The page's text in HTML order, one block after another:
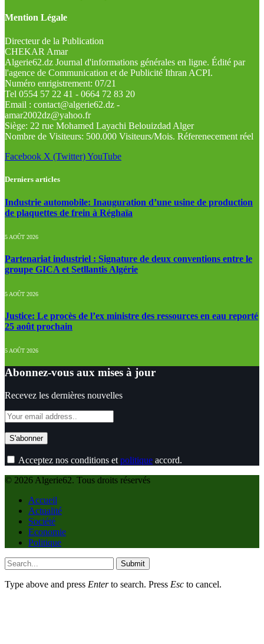
Mention Légale
Directeur de la Publication
CHEKAR Amar
Algerie62.dz Journal d'informations générales en ligne. Édité par
l'agence de Communication et de Publicité Ithran ACPI.
Numéro enrigistrement: 07/21
Tel 0554 57 22 41 - 0664 72 83 20
Email : contact@algerie62.dz -
amar2002dz@yahoo.fr
Siège: 22 rue Mohamed Layachi Belouizdad Alger
Nombre de Visiteurs: 500.000 Visiteurs/Mois. Réferenecement réel
Facebook X (Twitter)YouTube
Derniers articles
Industrie automobile: Inauguration d’une usine de production
de plaquettes de frein à Réghaïa
5 AOÛT 2026
Partenariat industriel : Signature de deux conventions entre le
groupe GICA et Setllantis Algérie
5 AOÛT 2026
Justice: Le procès de l’ex ministre des ressources en eau reporté
25 août prochain
5 AOÛT 2026
Abonnez-vous aux mises à jour
Recevez les dernières nouvelles
Acceptez nos conditions et politique accord.
© 2026 Algerie62. Tous droits réservés
Accueil
Actualité
Société
Economie
Politique
Submit
Type above and press Enterto search. Press Esc to cancel.